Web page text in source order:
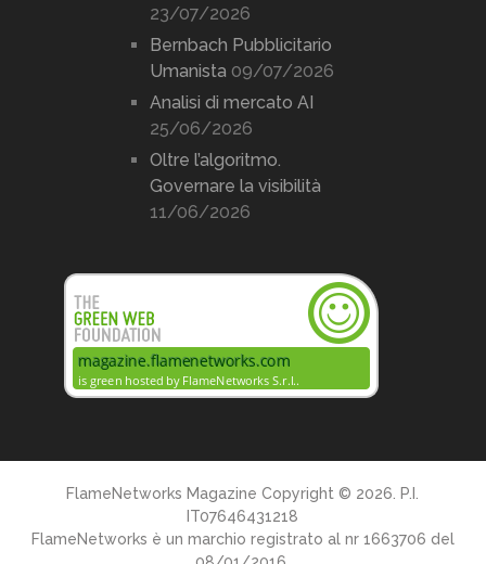
23/07/2026
Bernbach Pubblicitario
Umanista 09/07/2026
Analisi di mercato AI
25/06/2026
Oltre l’algoritmo.
Governare la visibilità
11/06/2026
FlameNetworks Magazine Copyright © 2026. P.I.
IT07646431218
FlameNetworks è un marchio registrato al nr 1663706 del